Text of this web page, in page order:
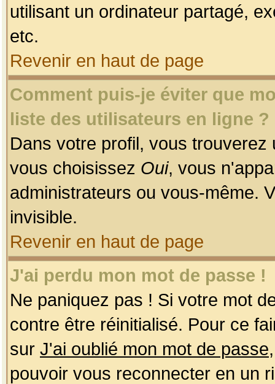
utilisant un ordinateur partagé,
etc.
Revenir en haut de page
Comment puis-je éviter que
liste des utilisateurs en ligne ?
Dans votre profil, vous
vous choisissez Oui, vous
administrateurs ou vous-même.
invisible.
Revenir en haut de page
J'ai perdu mon mot de passe !
Ne paniquez pas ! Si votre mot
contre être réinitialisé. Pour ce
sur J'ai oublié mon mot de passe
pouvoir vous reconnecter en un